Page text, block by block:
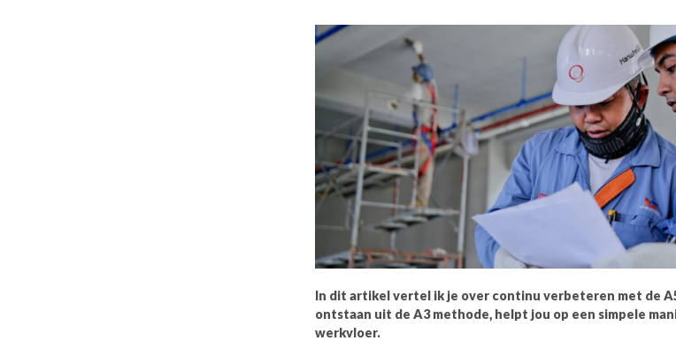
In dit artikel vertel ik je over continu verbeteren met de
ontstaan uit de A3 methode, helpt jou op een simpele
werkvloer.